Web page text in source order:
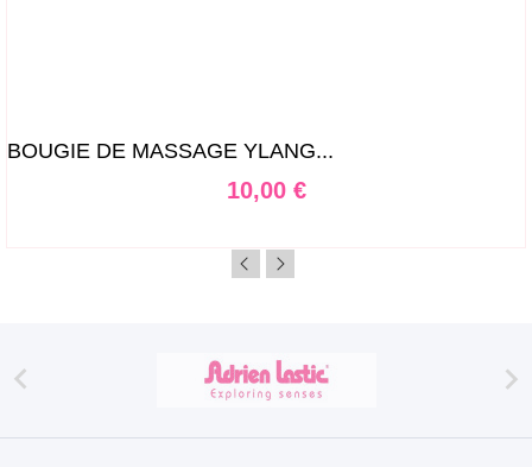
BOUGIE DE MASSAGE YLANG...
Prix
10,00 €
 